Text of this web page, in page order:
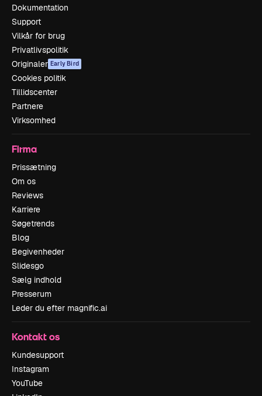
Dokumentation
Support
Vilkår for brug
Privatlivspolitik
Originaler Early Bird
Cookies politik
Tillidscenter
Partnere
Virksomhed
Firma
Prissætning
Om os
Reviews
Karriere
Søgetrends
Blog
Begivenheder
Slidesgo
Sælg indhold
Presserum
Leder du efter magnific.ai
Kontakt os
Kundesupport
Instagram
YouTube